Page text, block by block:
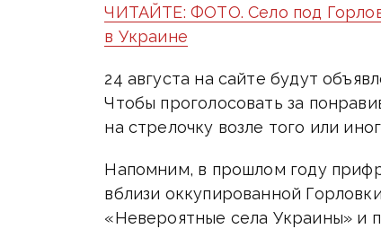
ЧИТАЙТЕ: ФОТО. Село под
в Украине
24 августа на сайте будут
Чтобы проголосовать за
на стрелочку возле того или
Напомним, в прошлом году
вблизи оккупированной
«Невероятные села Украины» и